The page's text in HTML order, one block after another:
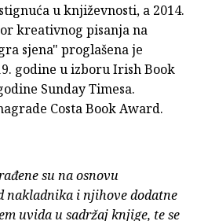
u književnosti, a 2014.
kreativnog pisanja na
sjena" proglašena je
godine u izboru Irish Book
Sunday Timesa.
Costa Book Award.
su na osnovu
nakladnika i njihove dodatne
uvida u sadržaj knjige, te se